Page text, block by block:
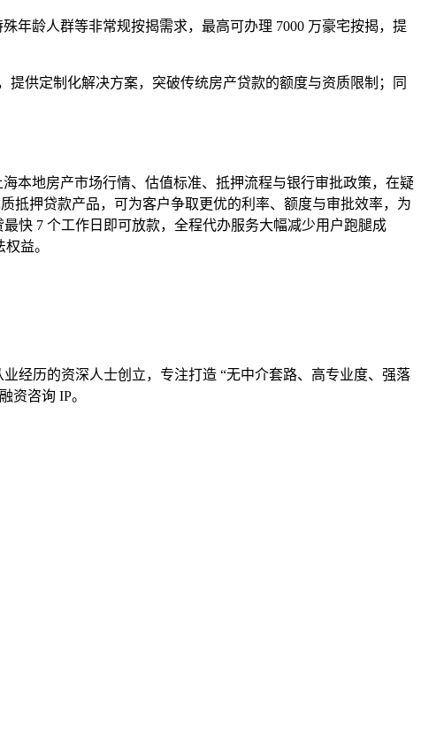
年龄人群等非常规按揭需求，最高可办理 7000 万豪宅按揭，提
供定制化解决方案，突破传统房产贷款的额度与资质限制；同
本地房产市场行情、估值标准、抵押流程与银行审批政策，在疑
抵押贷款产品，可为客户争取更优的利率、额度与审批效率，为
快 7 个工作日即可放款，全程代办服务大幅减少用户跑腿成
益。
经历的资深人士创立，专注打造 “无中介套路、高专业度、强落
资咨询 IP。